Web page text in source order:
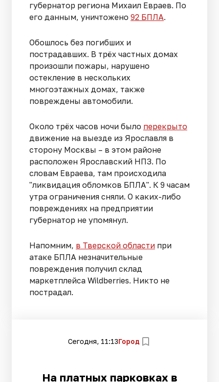
губернатор региона Михаил Евраев. По
его данным, уничтожено 92 БПЛА.
Обошлось без погибших и
пострадавших. В трёх частных домах
произошли пожары, нарушено
остекление в нескольких
многоэтажных домах, также
повреждены автомобили.
Около трёх часов ночи было перекрыто
движение на выезде из Ярославля в
сторону Москвы – в этом районе
расположен Ярославский НПЗ. По
словам Евраева, там происходила
"ликвидация обломков БПЛА". К 9 часам
утра ограничения сняли. О каких-либо
повреждениях на предприятии
губернатор не упомянул.
Напомним, в Тверской области при
атаке БПЛА незначительные
повреждения получил склад
маркетплейса Wildberries. Никто не
пострадал.
Сегодня, 11:13Город
На платных парковках в